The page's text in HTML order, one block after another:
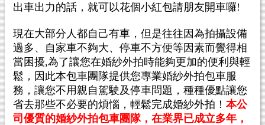
出車出力的話，就可以花個小紅包請朋友開車囉!
現在大部分人都自己有車，但是往往因為拍攝設備
過多、自家車不夠大、停車不方便等因素而覺得相
當困擾,為了讓您在婚紗外拍時能夠更加的便利與輕
鬆，因此本包車團隊提供您專業婚紗外拍包車服
務，讓您不用親自駕駛及停車問題，種種優點讓您
省去那些不必要的煩惱，輕鬆完成婚紗外拍！ 本公
司優質的婚紗外拍包車團隊，在業界已成立多年，